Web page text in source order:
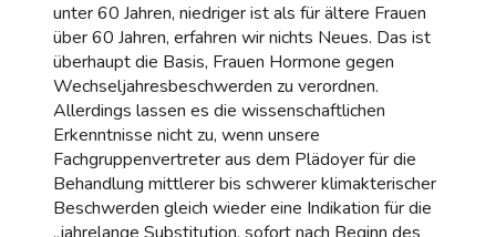
unter 60 Jahren, niedriger ist als für ältere Frauen
über 60 Jahren, erfahren wir nichts Neues. Das ist
überhaupt die Basis, Frauen Hormone gegen
Wechseljahresbeschwerden zu verordnen.
Allerdings lassen es die wissenschaftlichen
Erkenntnisse nicht zu, wenn unsere
Fachgruppenvertreter aus dem Plädoyer für die
Behandlung mittlerer bis schwerer klimakterischer
Beschwerden gleich wieder eine Indikation für die
„jahrelange Substitution, sofort nach Beginn des